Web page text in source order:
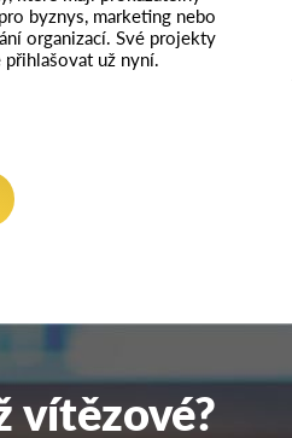
byznys, marketing nebo
organizací. Své projekty
přihlašovat už nyní.
vítězové?